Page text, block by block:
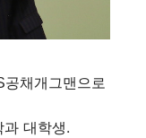
공채개그맨으로
대학생.